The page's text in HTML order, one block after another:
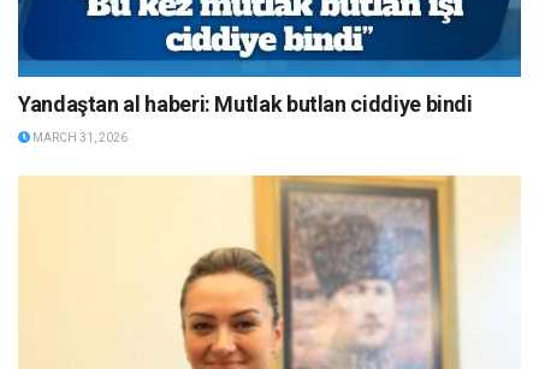
Yandaştan al haberi: Mutlak butlan ciddiye bindi
MARCH 31, 2026